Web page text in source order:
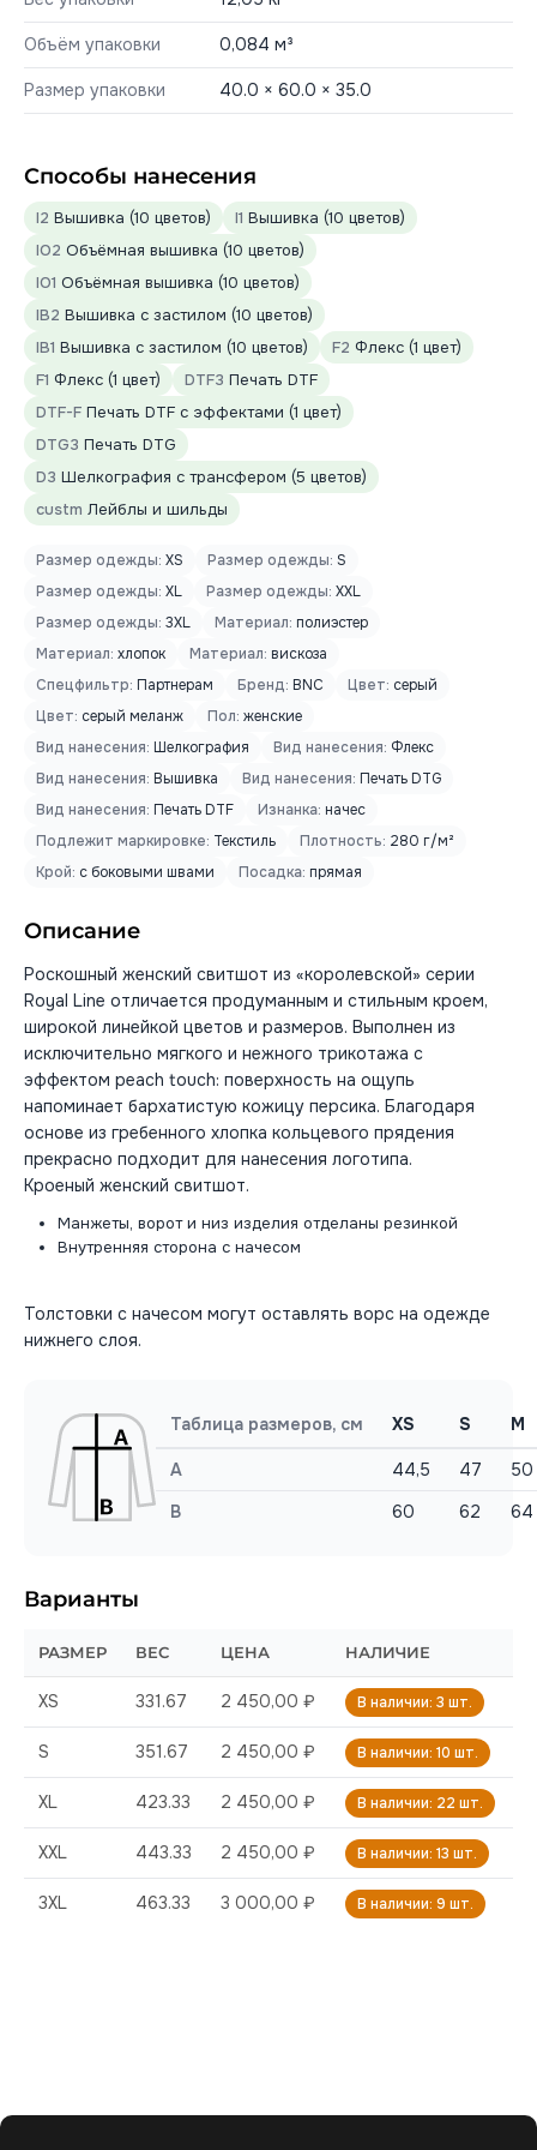
Объём упаковки 0,084 м³
Размер упаковки 40.0 × 60.0 × 35.0
Способы нанесения
I2 Вышивка (10 цветов) I1 Вышивка (10 цветов)
IO2 Объёмная вышивка (10 цветов)
IO1 Объёмная вышивка (10 цветов)
IB2 Вышивка с застилом (10 цветов)
IB1 Вышивка с застилом (10 цветов) F2 Флекс (1 цвет)
F1 Флекс (1 цвет) DTF3 Печать DTF
DTF-F Печать DTF с эффектами (1 цвет)
DTG3 Печать DTG
D3 Шелкография с трансфером (5 цветов)
custm Лейблы и шильды
Размер одежды: XS Размер одежды: S
Размер одежды: XL Размер одежды: XXL
Размер одежды: 3XL Материал: полиэстер
Материал: хлопок Материал: вискоза
Спецфильтр: Партнерам Бренд: BNC Цвет: серый
Цвет: серый меланж Пол: женские
Вид нанесения: Шелкография Вид нанесения: Флекс
Вид нанесения: Вышивка Вид нанесения: Печать DTG
Вид нанесения: Печать DTF Изнанка: начес
Подлежит маркировке: Текстиль Плотность: 280 г/м²
Крой: с боковыми швами Посадка: прямая
Описание
Роскошный женский свитшот из «королевской» серии
Royal Line отличается продуманным и стильным кроем,
широкой линейкой цветов и размеров. Выполнен из
исключительно мягкого и нежного трикотажа с
эффектом peach touch: поверхность на ощупь
напоминает бархатистую кожицу персика. Благодаря
основе из гребенного хлопка кольцевого прядения
прекрасно подходит для нанесения логотипа.
Кроеный женский свитшот.
Манжеты, ворот и низ изделия отделаны резинкой
Внутренняя сторона с начесом
Толстовки с начесом могут оставлять ворс на одежде
нижнего слоя.
Таблица размеров, см XS S M
A 44,5 47
50
B
60 62 64
Варианты
РАЗМЕР ВЕС ЦЕНА НАЛИЧИЕ
XS 331.67 2 450,00 ₽ В наличии: 3 шт.
S 351.67 2 450,00 ₽ В наличии: 10 шт.
XL 423.33 2 450,00 ₽ В наличии: 22 шт.
XXL 443.33 2 450,00 ₽ В наличии: 13 шт.
3XL 463.33 3 000,00 ₽ В наличии: 9 шт.